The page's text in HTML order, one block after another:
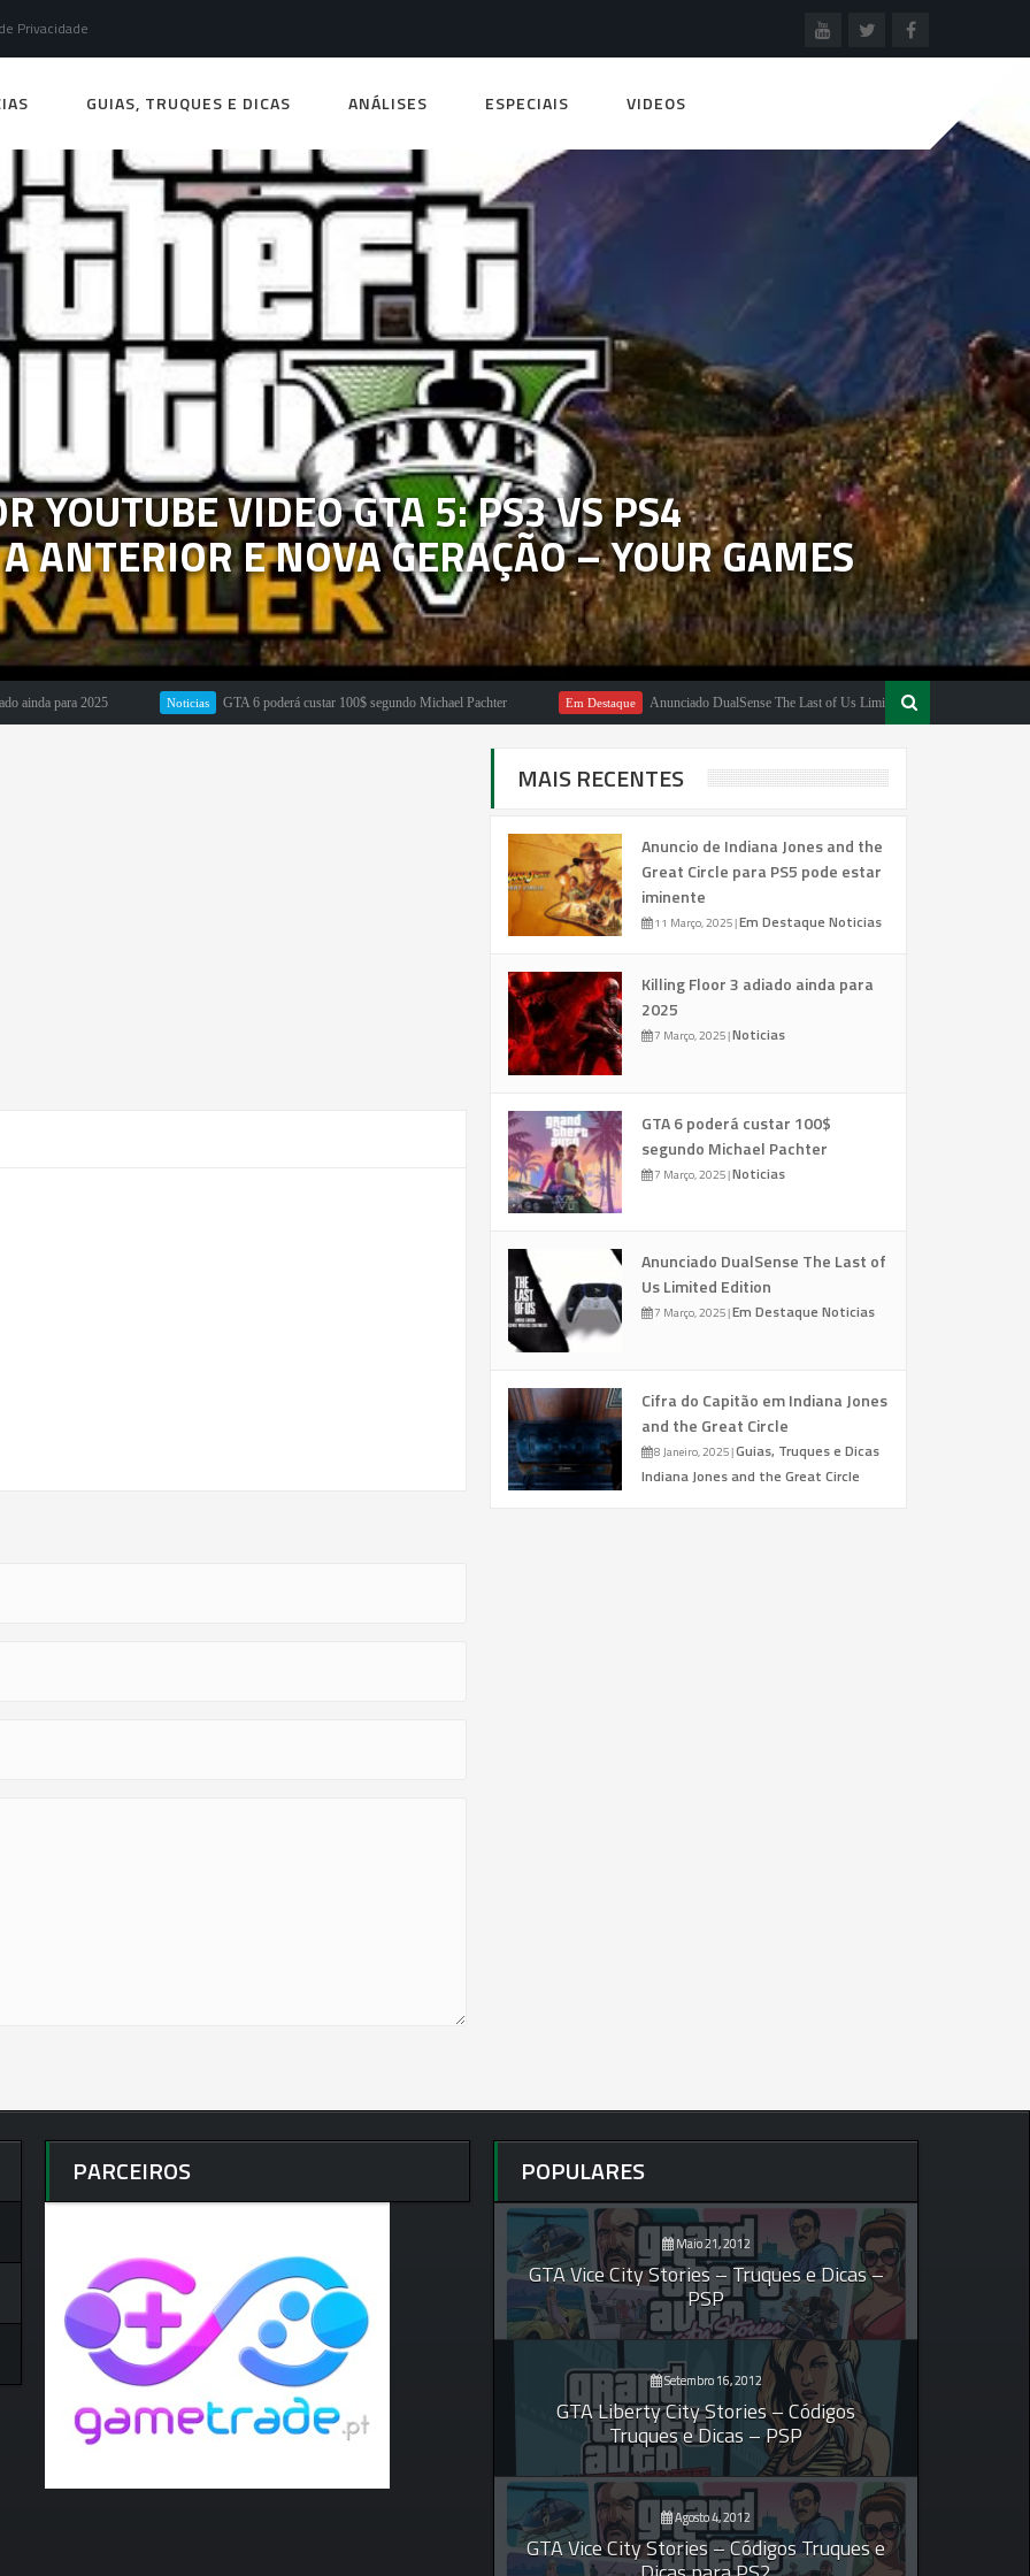
Privacidade
GUIAS, TRUQUES E DICAS ANÁLISES ESPECIAIS VIDEOS
YOUTUBE VIDEO GTA 5: PS3 VS PS4
ANTERIOR E NOVA GERAÇÃO – YOUR GAMES
2025 GTA 6 poderá custar 100$ segundo Michael Pachter Em Destaque Anunciado DualSense The Last of Us Limited Edition
MAIS RECENTES
Anuncio de Indiana Jones and the
Great Circle para PS5 pode estar
iminente
11 Março, 2025|Em Destaque Noticias
Killing Floor 3 adiado ainda para
2025
7 Março, 2025|Noticias
GTA 6 poderá custar 100$
segundo Michael Pachter
7 Março, 2025|Noticias
Anunciado DualSense The Last of
Us Limited Edition
7 Março, 2025|Em Destaque Noticias
Cifra do Capitão em Indiana Jones
and the Great Circle
8 Janeiro, 2025|Guias, Truques e Dicas
Indiana Jones and the Great Circle
PARCEIROS POPULARES
Maio 21, 2012
GTA Vice City Stories – Truques e Dicas –
PSP
Setembro 16, 2012
GTA Liberty City Stories – Códigos
Truques e Dicas – PSP
Agosto 4, 2012
GTA Vice City Stories – Códigos Truques e